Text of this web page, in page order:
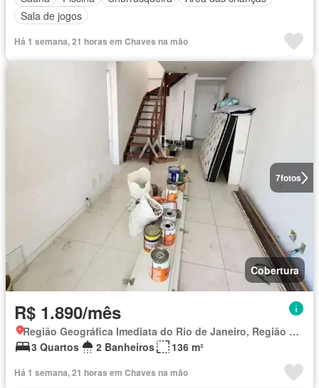
Sala de jogos
Há 1 semana, 21 horas em Chaves na mão
7fotos
Cobertura
R$ 1.890/mês
Região Geográfica Imediata do Rio de Janeiro, Região Metropolitana do Rio de Janeiro
3 Quartos
2 Banheiros 136 m²
Há 1 semana, 21 horas em Chaves na mão